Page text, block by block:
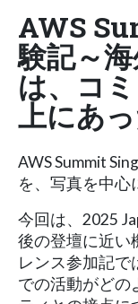
AWS
験記～
は、コ
上にあ
AWS Summit
を、写真を中心
今回は、2025
後の登壇に近い
レンス参加記で
での活動がどの